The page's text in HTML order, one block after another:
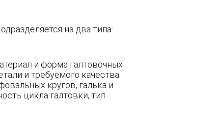
на два типа:
и форма галтовочных
и требуемого качества
кругов, галька и
цикла галтовки, тип